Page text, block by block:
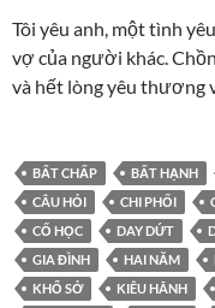
Tôi yêu anh, một tình
vợ của người khác.
và hết lòng yêu thương
BẤT CHẤP BẤT HẠNH
CÂU HỎI
CHI PHỐI
CỐ HỌC
DAY DỨT
GIA ĐÌNH
HAI NĂM
KHỔ SỞ
KIÊU HÃNH